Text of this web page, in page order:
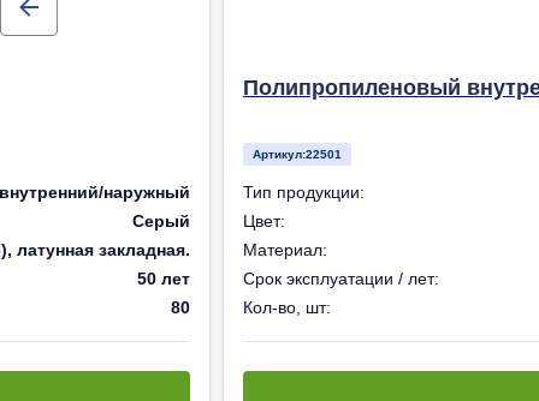
наружный
Серый
латунная закладная.
50 лет
80
Полипропиленовый
Артикул:22501
Тип продукции:
Цвет:
Материал:
Срок эксплуатации / лет:
Кол-во, шт: